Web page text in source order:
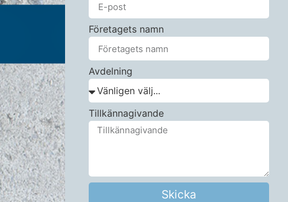
Företagets namn
Avdelning
Tillkännagivande
Skicka